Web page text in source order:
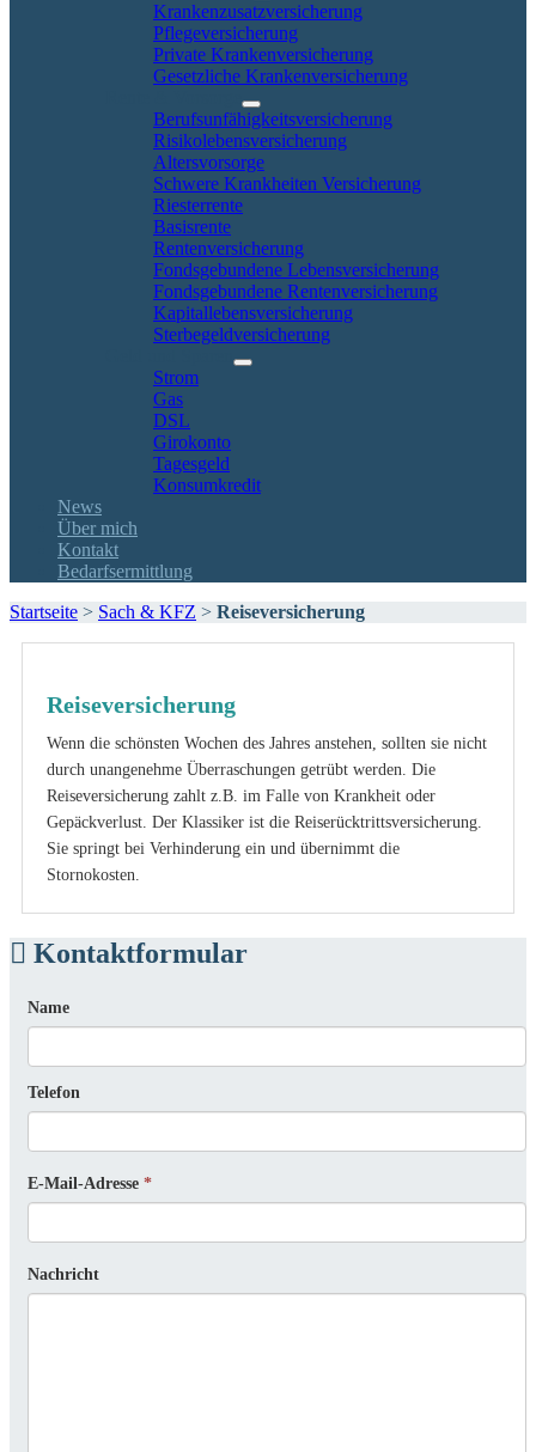
Krankenzusatzversicherung
Pflegeversicherung
Private Krankenversicherung
Gesetzliche Krankenversicherung
Berufs­unfähigkeitsversicherung
Risikolebensversicherung
Altersvorsorge
Schwere Krankheiten Versicherung
Riesterrente
Basisrente
Rentenversicherung
Fondsgebundene Lebensversicherung
Fondsgebundene Rentenversicherung
Kapitallebensversicherung
Sterbegeldversicherung
Strom
Gas
DSL
Girokonto
Tagesgeld
Konsumkredit
News
Über mich
Kontakt
Bedarfsermittlung
Startseite > Sach & KFZ > Reiseversicherung
Reiseversicherung
Wenn die schönsten Wochen des Jahres anstehen, sollten sie nicht
durch unangenehme Überraschungen getrübt werden. Die
Reiseversicherung zahlt z.B. im Falle von Krankheit oder
Gepäckverlust. Der Klassiker ist die Reiserücktrittsversicherung.
Sie springt bei Verhinderung ein und übernimmt die
Stornokosten.
Kontaktformular
Name
Telefon
E-Mail-Adresse *
Nachricht